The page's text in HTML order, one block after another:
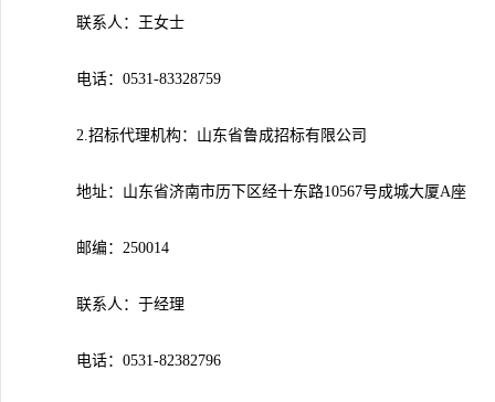
联系人： 王女士
电话：0531-83328759
2.招标代理机构：山东省鲁成招标有限公司
地址：山东省济南市历下区经十东路10567号成城大厦A座
邮编：250014
联系人：于经理
电话：0531-82382796